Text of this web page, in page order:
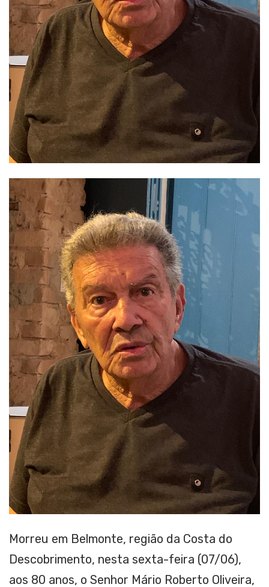
Morreu em Belmonte, região da Costa do
Descobrimento, nesta sexta-feira (07/06),
aos 80 anos, o Senhor Mário Roberto Oliveira,